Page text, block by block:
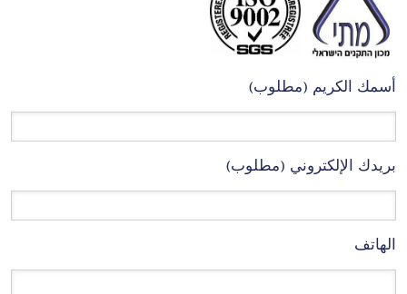
أسمك الكريم (مطلوب)
بريدك الإلكتروني (مطلوب)
الهاتف